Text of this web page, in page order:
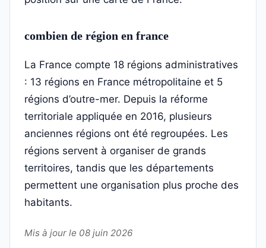
combien de région en france
La France compte 18 régions administratives
: 13 régions en France métropolitaine et 5
régions d’outre-mer. Depuis la réforme
territoriale appliquée en 2016, plusieurs
anciennes régions ont été regroupées. Les
régions servent à organiser de grands
territoires, tandis que les départements
permettent une organisation plus proche des
habitants.
Mis à jour le 08 juin 2026